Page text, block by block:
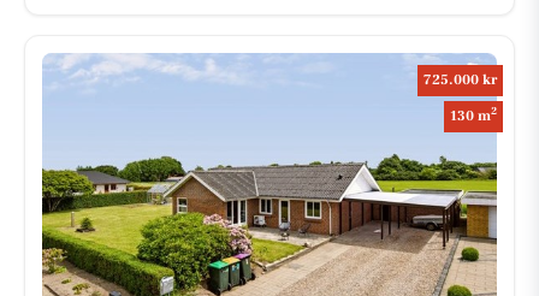
725.000 kr
130 m2